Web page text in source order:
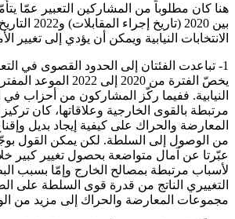
هنا كان مطلوباً من المشاركين التعبير عمّا
بين 2020
الانتخابات النيابية ويمكن أن يؤدي إلى تغيير
1- تباعدت الفئتان إلى الحدود القصوى في
يخصّ الفترة من 2020 إلى
النيابية. ففيما ركّز المشاركون من أحزاب
مرتبطة بالقوى الخارجية وعلاقاتها، كان
المعارضة والحراك على كيفية إيجاد بديل
من الوصول إلى السلطة. لكن يمكن القول
عبّرتا عن آمال متواضعة بحصول تغيير كبير
لأسباب مرتبطة بمصالح الخارج وإمّا بسبب
التغييري الناتج من قدرة قوى السلطة على
مجموعات المعارضة والحراك إلى مزيد من